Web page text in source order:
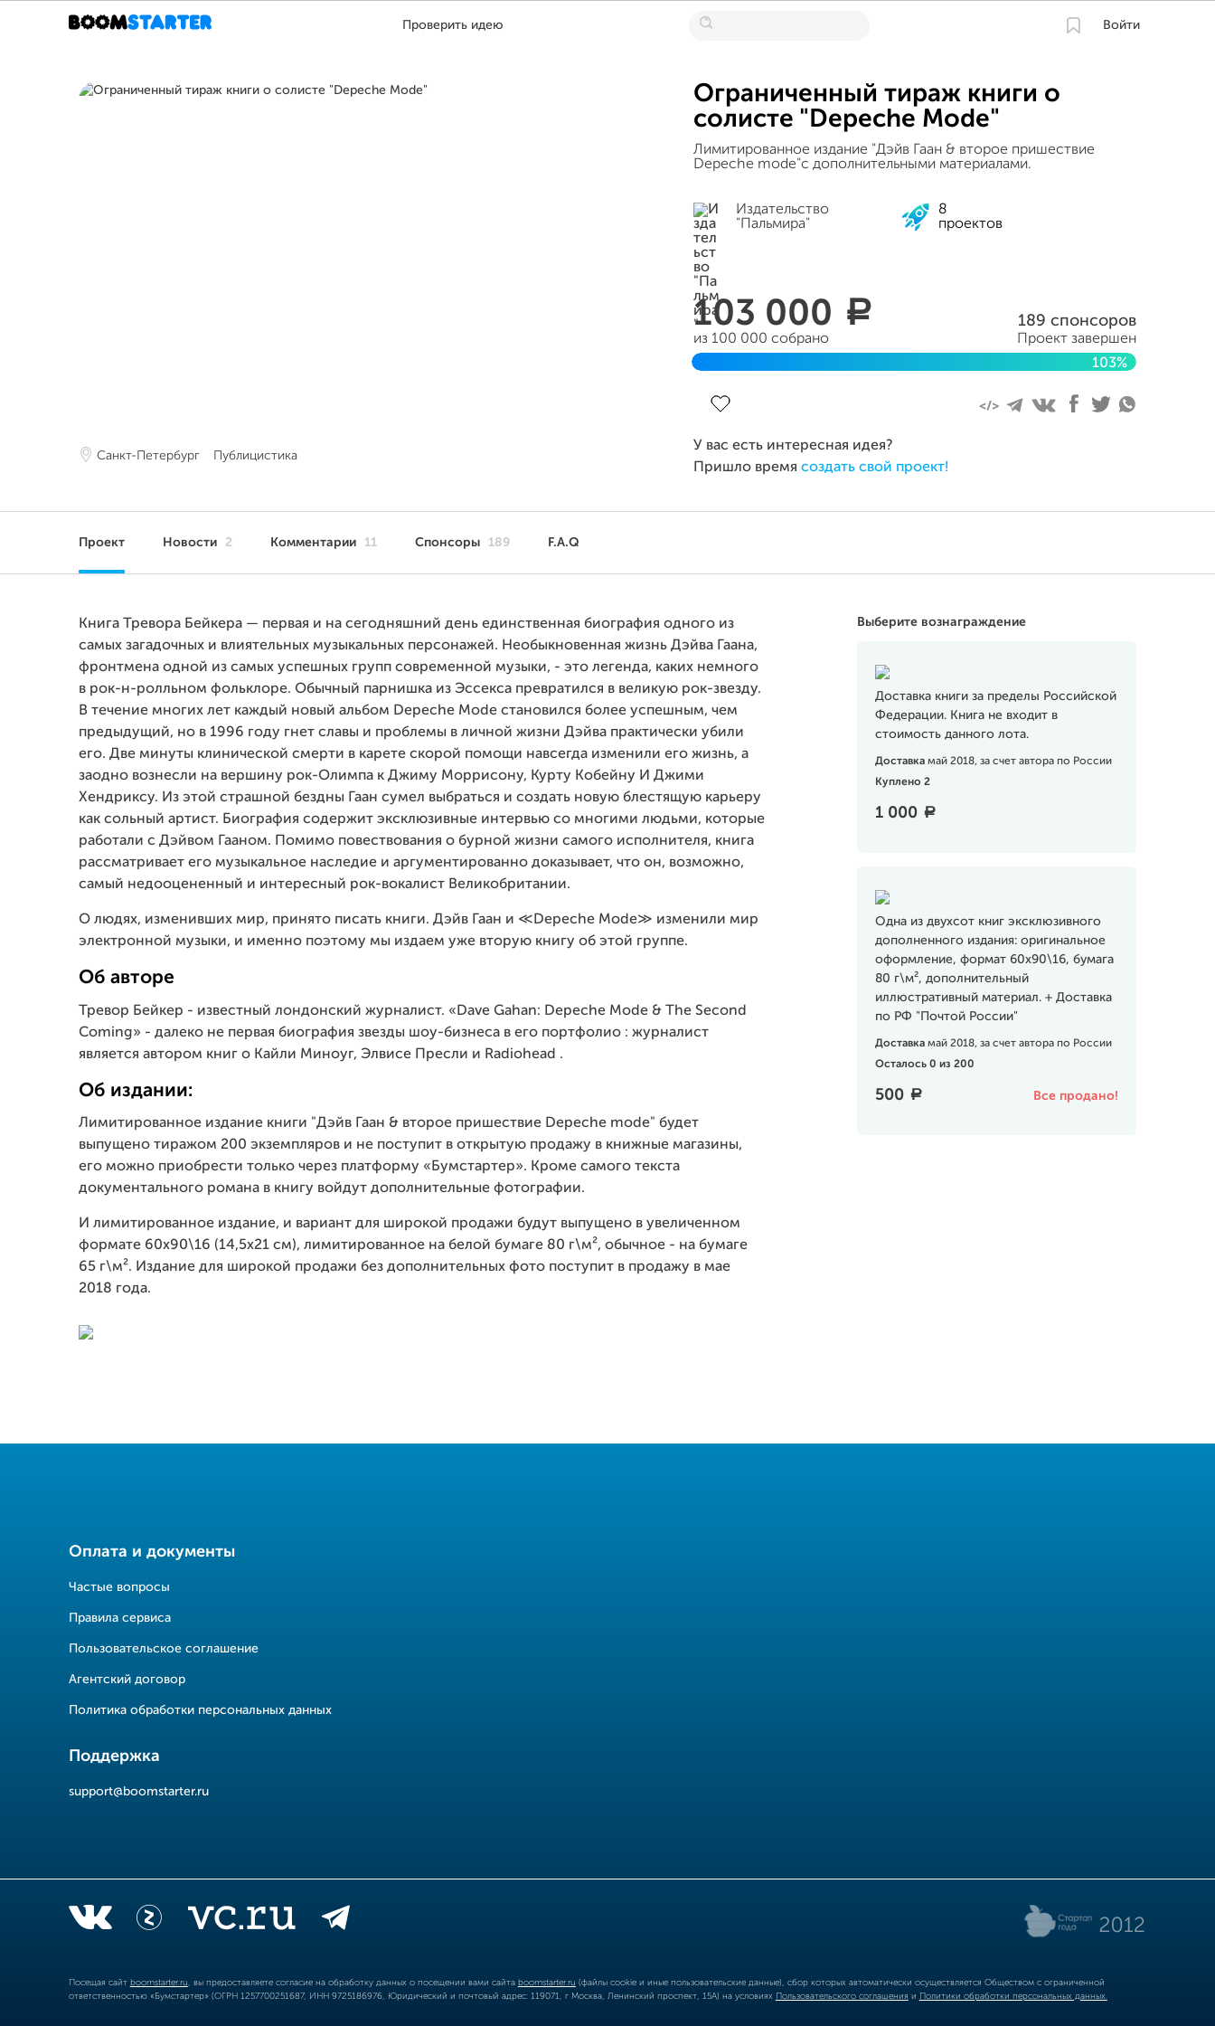
Проверить идею Войти
Санкт-Петербург Публицистика
Ограниченный тираж книги о
солисте "Depeche Mode"
Лимитированное издание "Дэйв Гаан & второе пришествие
Depeche mode"с дополнительными материалами.
Издательство
"Пальмира"
8
проектов
103 000 a
из 100 000 собрано
189 спонсоров
Проект завершен
103%
У вас есть интересная идея?
Пришло время создать свой проект!
Проект Новости 2 Комментарии 11 Спонсоры 189 F.A.Q
Выберите вознаграждение
Доставка книги за пределы Российской
Федерации. Книга не входит в
стоимость данного лота.
Доставка май 2018, за счет автора по России
Куплено 2
1 000 a
Одна из двухсот книг эксклюзивного
дополненного издания: оригинальное
оформление, формат 60х90\16, бумага
80 г\м², дополнительный
иллюстративный материал. + Доставка
по РФ "Почтой России"
Доставка май 2018, за счет автора по России
Осталось 0 из 200
500 a Все продано!
Книга Тревора Бейкера — первая и на сегодняшний день единственная биография одного из
самых загадочных и влиятельных музыкальных персонажей. Необыкновенная жизнь Дэйва Гаана,
фронтмена одной из самых успешных групп современной музыки, - это легенда, каких немного
в рок-н-ролльном фольклоре. Обычный парнишка из Эссекса превратился в великую рок-звезду.
В течение многих лет каждый новый альбом Depeche Mode становился более успешным, чем
предыдущий, но в 1996 году гнет славы и проблемы в личной жизни Дэйва практически убили
его. Две минуты клинической смерти в карете скорой помощи навсегда изменили его жизнь, а
заодно вознесли на вершину рок-Олимпа к Джиму Моррисону, Курту Кобейну И Джими
Хендриксу. Из этой страшной бездны Гаан сумел выбраться и создать новую блестящую карьеру
как сольный артист. Биография содержит эксклюзивные интервью со многими людьми, которые
работали с Дэйвом Гааном. Помимо повествования о бурной жизни самого исполнителя, книга
рассматривает его музыкальное наследие и аргументированно доказывает, что он, возможно,
самый недооцененный и интересный рок-вокалист Великобритании.
О людях, изменивших мир, принято писать книги. Дэйв Гаан и ≪Depeche Mode≫ изменили мир
электронной музыки, и именно поэтому мы издаем уже вторую книгу об этой группе.
Об авторе
Тревор Бейкер - известный лондонский журналист. «Dave Gahan: Depeche Mode & The Second
Coming» - далеко не первая биография звезды шоу-бизнеса в его портфолио : журналист
является автором книг о Кайли Миноуг, Элвисе Пресли и Radiohead .
Об издании:
Лимитированное издание книги "Дэйв Гаан & второе пришествие Depeche mode" будет
выпущено тиражом 200 экземпляров и не поступит в открытую продажу в книжные магазины,
его можно приобрести только через платформу «Бумстартер». Кроме самого текста
документального романа в книгу войдут дополнительные фотографии.
И лимитированное издание, и вариант для широкой продажи будут выпущено в увеличенном
формате 60х90\16 (14,5х21 см), лимитированное на белой бумаге 80 г\м², обычное - на бумаге
65 г\м². Издание для широкой продажи без дополнительных фото поступит в продажу в мае
2018 года.
Оплата и документы
Частые вопросы
Правила сервиса
Пользовательское соглашение
Агентский договор
Политика обработки персональных данных
Поддержка
support@boomstarter.ru
Посещая сайт boomstarter.ru , вы предоставляете согласие на обработку данных о посещении вами сайта boomstarter.ru (файлы cookie и иные пользовательские данные), сбор которых автоматически осуществляется Обществом с ограниченной
ответственностью «Бумстартер» (ОГРН 1257700251687, ИНН 9725186976, Юридический и почтовый адрес: 119071, г Москва, Ленинский проспект, 15А) на условиях Пользовательского соглашения и Политики обработки персональных данных.